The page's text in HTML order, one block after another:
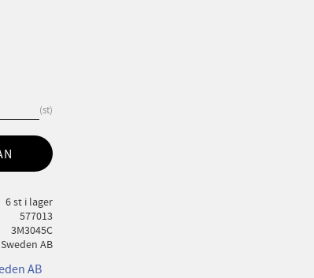
st
6 st i lager
577013
3M3045C
AB
AB